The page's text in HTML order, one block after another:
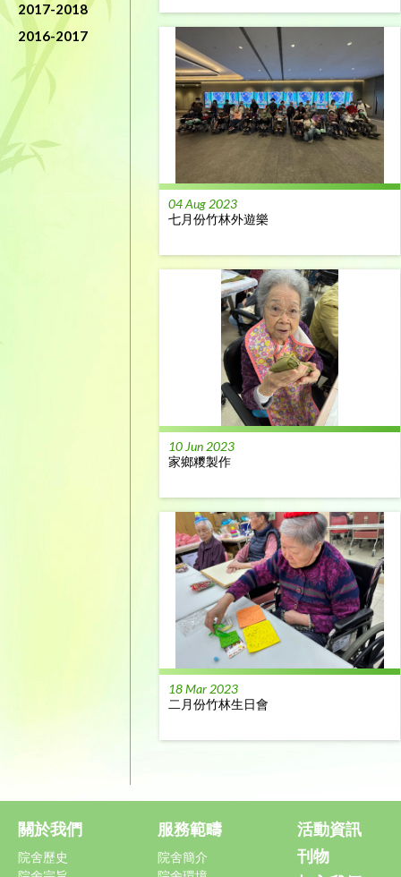
2017-2018
2016-2017
04 Aug 2023
七月份竹林外遊樂
10 Jun 2023
家鄉糭製作
18 Mar 2023
二月份竹林生日會
關於我們
院舍歷史
服務範疇
院舍簡介
活動資訊
刊物